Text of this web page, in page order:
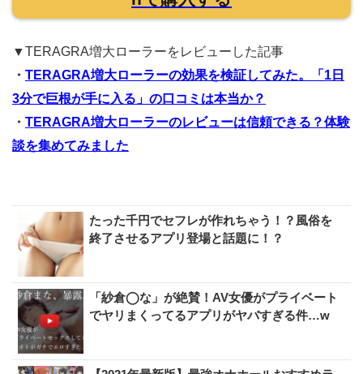
▼TERAGRA増大ローラーをレビューした記事
・ TERAGRA増大ローラーの効果を検証してみた。「1日
3分で巨根が手に入る」の口コミは本当か？
・ TERAGRA増大ローラーのレビューは信頼できる？体験
談を集めてみました
たった千円でセフレが作れちゃう！？風俗を
終了させるアプリ登場と話題に！？
「紗倉◯な」が絶賛！AV女優がプライベート
でヤリまくってるアプリがヤバすぎる件…w